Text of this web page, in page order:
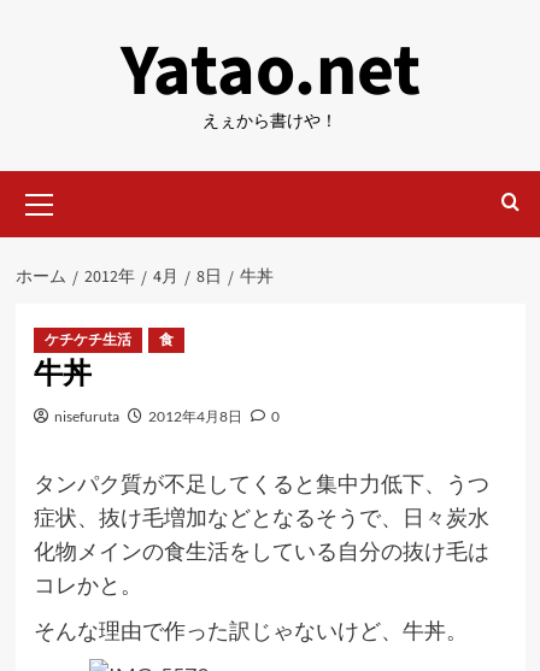
Yatao.net
えぇから書けや！
イ
ン
ニ
ー
ホーム 2012年 4月 8日 牛丼
ケチケチ生活 食
牛丼
nisefuruta 2012年4月8日 0
タンパク質が不足してくると集中力低下、うつ
症状、抜け毛増加などとなるそうで、日々炭水
化物メインの食生活をしている自分の抜け毛は
コレかと。
そんな理由で作った訳じゃないけど、牛丼。